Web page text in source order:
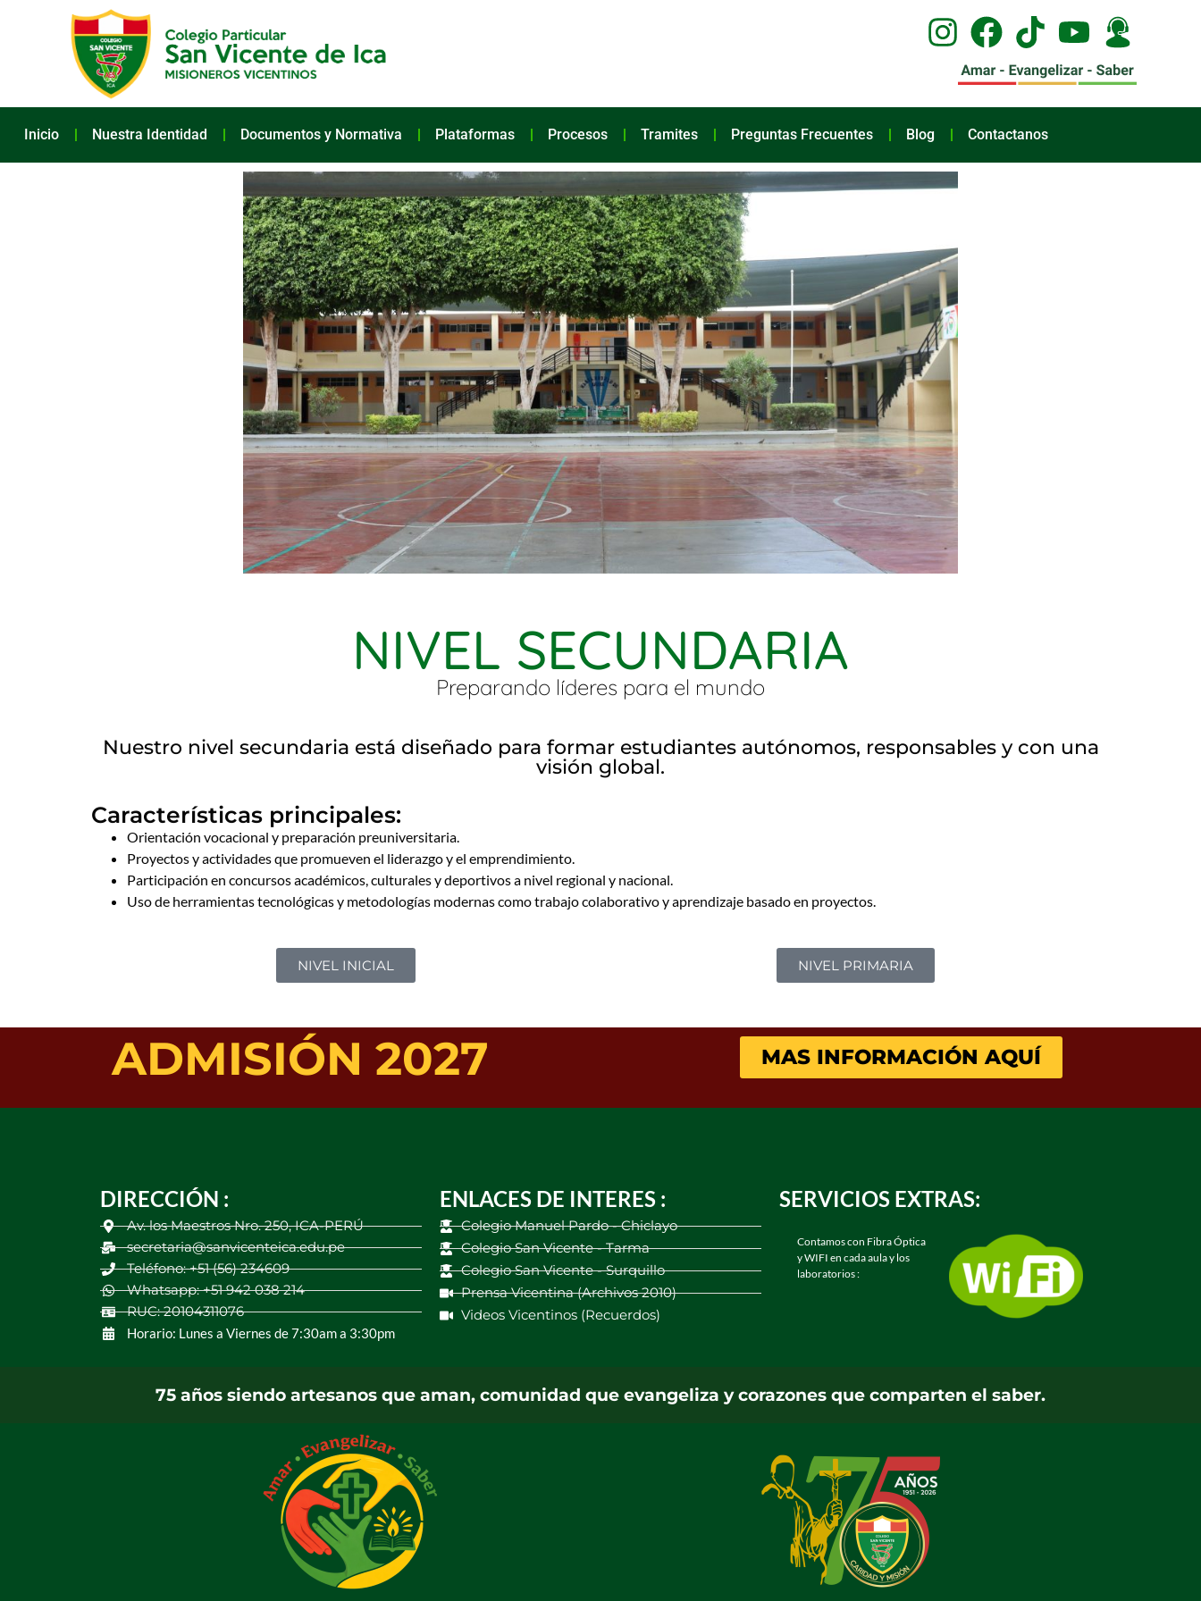
Inicio Nuestra Identidad Documentos y Normativa Plataformas Procesos Tramites Preguntas Frecuentes Blog Contactanos
NIVEL SECUNDARIA
Preparando líderes para el mundo
Nuestro nivel secundaria está diseñado para formar estudiantes autónomos, responsables y con una
visión global.
Características principales:
Orientación vocacional y preparación preuniversitaria.
Proyectos y actividades que promueven el liderazgo y el emprendimiento.
Participación en concursos académicos, culturales y deportivos a nivel regional y nacional.
Uso de herramientas tecnológicas y metodologías modernas como trabajo colaborativo y aprendizaje basado en proyectos.
NIVEL INICIAL NIVEL PRIMARIA
ADMISIÓN 2027 MAS INFORMACIÓN AQUÍ
DIRECCIÓN :
Av. los Maestros Nro. 250, ICA-PERÚ
secretaria@sanvicenteica.edu.pe
Teléfono: +51 (56) 234609
Whatsapp: +51 942 038 214
RUC: 20104311076
Horario: Lunes a Viernes de 7:30am a 3:30pm
ENLACES DE INTERES :
Colegio Manuel Pardo - Chiclayo
Colegio San Vicente - Tarma
Colegio San Vicente - Surquillo
Prensa Vicentina (Archivos 2010)
Videos Vicentinos (Recuerdos)
SERVICIOS EXTRAS:
Contamos con Fibra Óptica
y WIFI en cada aula y los
laboratorios :
75 años siendo artesanos que aman, comunidad que evangeliza y corazones que comparten el saber.